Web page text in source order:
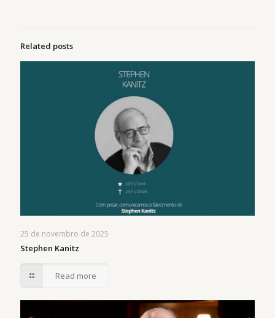
Related posts
25 de novembro de 2025
Stephen Kanitz
Read more